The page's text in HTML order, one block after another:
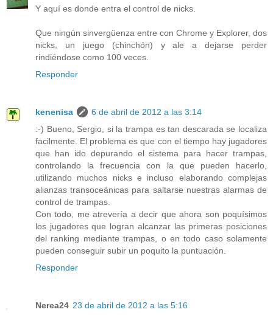
Y aquí es donde entra el control de nicks.
Que ningún sinvergüenza entre con Chrome y Explorer, dos
nicks, un juego (chinchón) y ale a dejarse perder
rindiéndose como 100 veces.
Responder
kenenisa
6 de abril de 2012 a las 3:14
:-) Bueno, Sergio, si la trampa es tan descarada se localiza
facilmente. El problema es que con el tiempo hay jugadores
que han ido depurando el sistema para hacer trampas,
controlando la frecuencia con la que pueden hacerlo,
utilizando muchos nicks e incluso elaborando complejas
alianzas transoceánicas para saltarse nuestras alarmas de
control de trampas.
Con todo, me atrevería a decir que ahora son poquísimos
los jugadores que logran alcanzar las primeras posiciones
del ranking mediante trampas, o en todo caso solamente
pueden conseguir subir un poquito la puntuación.
Responder
Nerea24 23 de abril de 2012 a las 5:16